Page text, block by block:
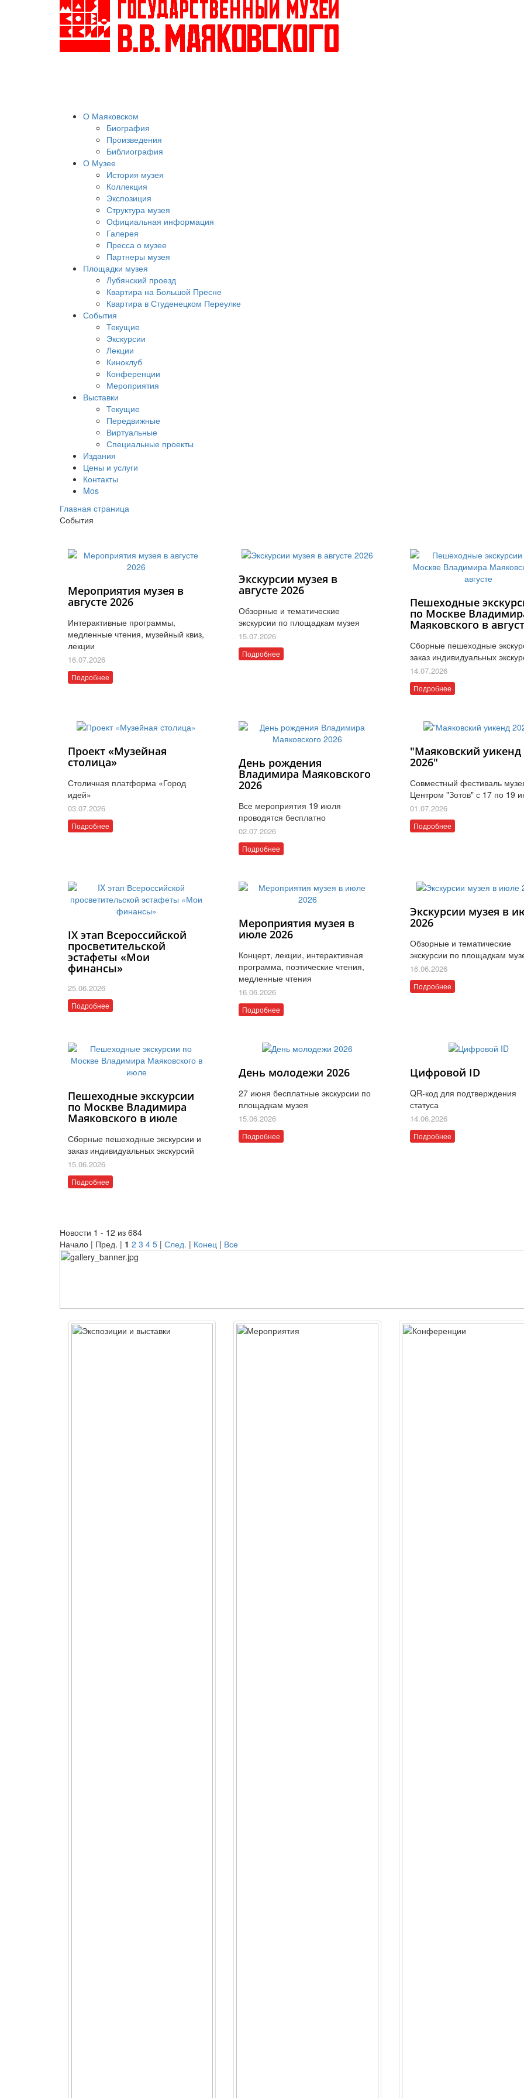
О Маяковском
Биография
Произведения
Библиография
О Музее
История музея
Коллекция
Экспозиция
Структура музея
Официальная информация
Галерея
Пресса о музее
Партнеры музея
Площадки музея
Лубянский проезд
Квартира на Большой Пресне
Квартира в Студенецком Переулке
События
Текущие
Экскурсии
Лекции
Киноклуб
Конференции
Мероприятия
Выставки
Текущие
Передвижные
Виртуальные
Специальные проекты
Издания
Цены и услуги
Контакты
Mos
Главная страница
События
Мероприятия музея в
августе 2026
Интерактивные программы,
медленные чтения, музейный квиз,
лекции
16.07.2026
Подробнее
Экскурсии музея в
августе 2026
Обзорные и тематические
экскурсии по площадкам музея
15.07.2026
Подробнее
Пешеходные
по Москве
Маяковского в
Сборные пешеходные
заказ индивидуальных
14.07.2026
Подробнее
Проект «Музейная
столица»
Столичная платформа «Город
идей»
03.07.2026
Подробнее
День рождения
Владимира Маяковского
2026
Все мероприятия 19 июля
проводятся бесплатно
02.07.2026
Подробнее
"Маяковский уикенд
2026"
Совместный фестиваль
Центром "Зотов" с 17 по 19
01.07.2026
Подробнее
IX этап Всероссийской
просветительской
эстафеты «Мои
финансы»
25.06.2026
Подробнее
Мероприятия музея в
июле 2026
Концерт, лекции, интерактивная
программа, поэтические чтения,
медленные чтения
16.06.2026
Подробнее
Экскурсии музея в
2026
Обзорные и тематические
экскурсии по площадкам
16.06.2026
Подробнее
Пешеходные экскурсии
по Москве Владимира
Маяковского в июле
Сборные пешеходные экскурсии и
заказ индивидуальных экскурсий
15.06.2026
Подробнее
День молодежи 2026
27 июня бесплатные экскурсии по
площадкам музея
15.06.2026
Подробнее
Цифровой ID
QR-код для подтверждения
статуса
14.06.2026
Подробнее
Новости 1 - 12 из 684
Начало | Пред. | 1 2 3 4 5 | След. | Конец | Все